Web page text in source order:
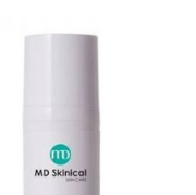
原
格：
NT$3,800。